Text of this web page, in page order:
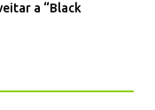
a “Black